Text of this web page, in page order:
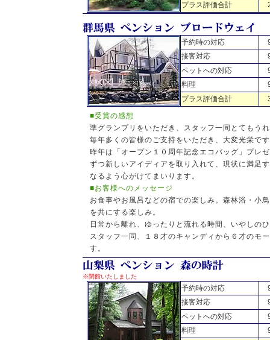
プラス評価合計
予約時の対応
接客対応
ペットへの対応
料理
プラス評価合計
■受賞の感想
準グランプリをいただき、スタッフ一同とてもう
毎年多くの皆様のご支持をいただき、大変光栄で
昨年は「オープン１０周年記念エコバッグ」プレ
ずつ新しいアイディアを取り入れて、現状に満足
なるよう心がけてまいります。
■お客様へのメッセージ
お食事やお風呂などの宿での楽しみ。森林浴・小
を共にする楽しみ。
日常から離れ、ゆったりと流れる時間、いやしの
スタッフ一同、１８才のキャンディから６才のモ
す。
※閉館いたしました
予約時の対応
接客対応
ペットへの対応
料理